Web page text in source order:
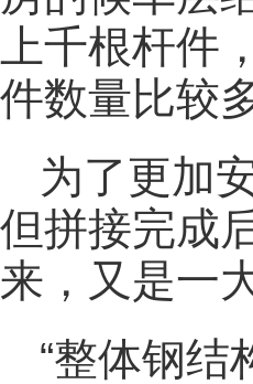
上千根杆件
件数量比较
为了更加
但拼接完成
来，又是一
“整体钢结